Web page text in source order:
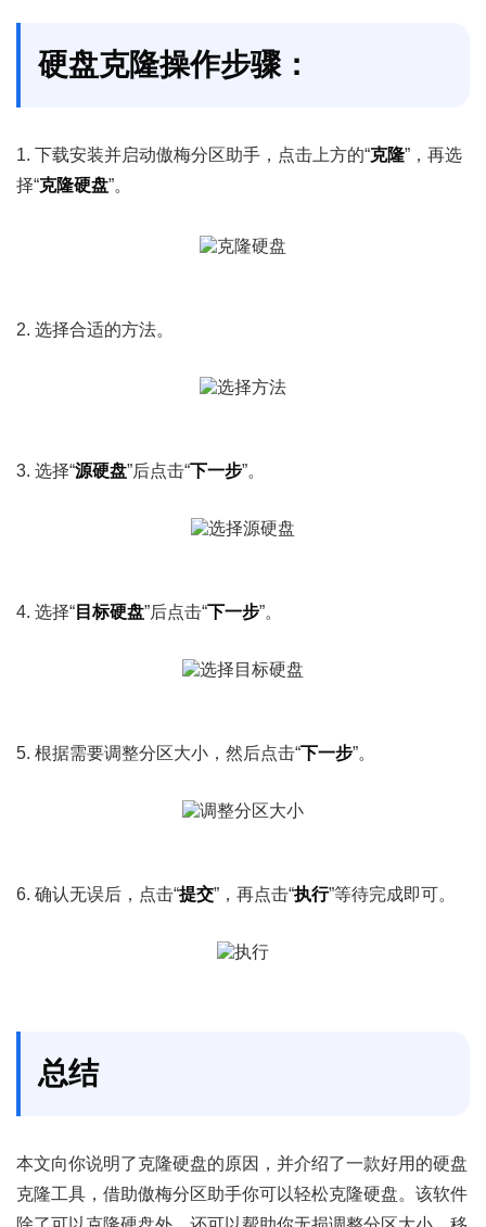
硬盘克隆操作步骤：
1. 下载安装并启动傲梅分区助手，点击上方的“克隆”，再选
择“克隆硬盘”。
2. 选择合适的方法。
3. 选择“源硬盘”后点击“下一步”。
4. 选择“ 目标硬盘”后点击“下一步”。
5. 根据需要调整分区大小，然后点击“下一步”。
6. 确认无误后，点击“提交”，再点击“执行”等待完成即可。
总结
本文向你说明了克隆硬盘的原因，并介绍了一款好用的硬盘
克隆工具，借助傲梅分区助手你可以轻松克隆硬盘。该软件